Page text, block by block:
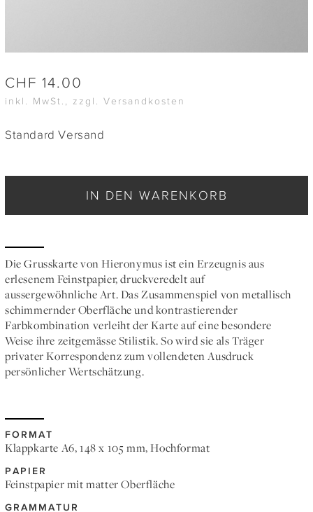
CHF 14.00
inkl. MwSt., zzgl. Versandkosten
Standard Versand
IN DEN WARENKORB
Die Grusskarte von Hieronymus ist ein Erzeugnis aus
erlesenem Feinstpapier, druckveredelt auf
aussergewöhnliche Art. Das Zusammenspiel von metallisch
schimmernder Oberfläche und kontrastierender
Farbkombination verleiht der Karte auf eine besondere
Weise ihre zeitgemässe Stilistik. So wird sie als Träger
privater Korrespondenz zum vollendeten Ausdruck
persönlicher Wertschätzung.
FORMAT
Klappkarte A6, 148 x 105 mm, Hochformat
PAPIER
Feinstpapier mit matter Oberfläche
GRAMMATUR